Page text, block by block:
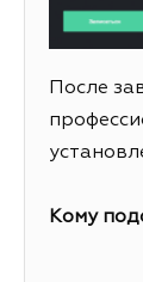
После
Кому